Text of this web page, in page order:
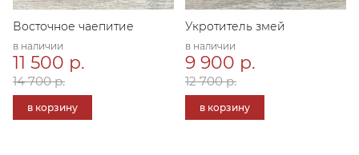
Восточное чаепитие
в наличии
11 500 р.
14 700 р.
в корзину
Укротитель змей
в наличии
9 900 р.
12 700 р.
в корзину